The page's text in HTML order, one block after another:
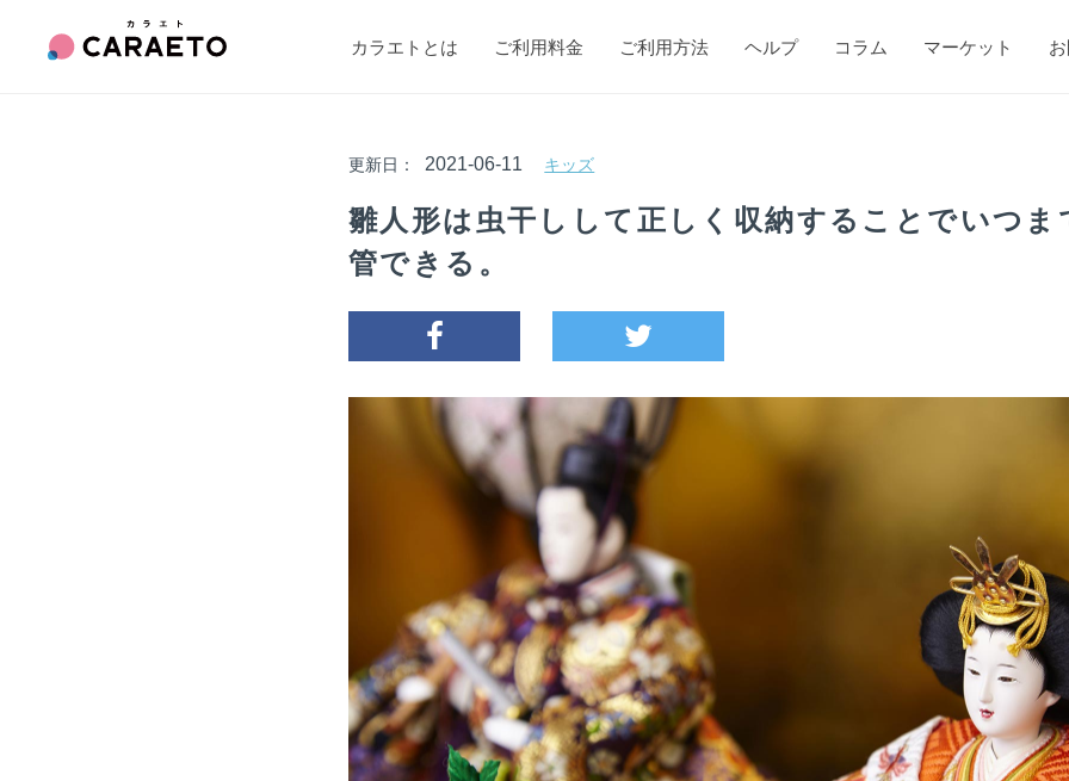
カラエトとは ご利用料金 ご利用方法 ヘルプ コラム マーケット
更新日： 2021-06-11 キッズ
雛人形は虫干しして正しく収納することでいつま
管できる。